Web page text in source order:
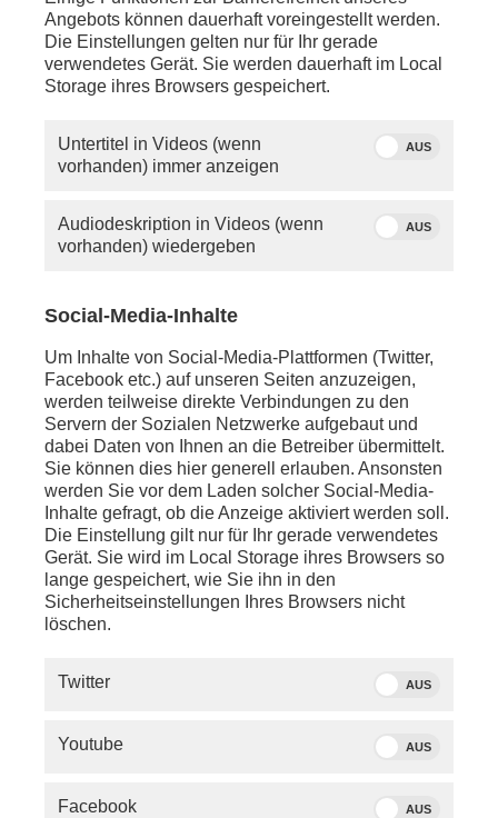
SERVICE
Angebots können dauerhaft voreingestellt werden.
Die Einstellungen gelten nur für Ihr gerade
verwendetes Gerät. Sie werden dauerhaft im Local
Storage ihres Browsers gespeichert.
Untertitel in Videos (wenn
vorhanden) immer anzeigen
AUS
Audiodeskription in Videos (wenn
vorhanden) wiedergeben
AUS
Social-Media-Inhalte
Um Inhalte von Social-Media-Plattformen (Twitter,
Facebook etc.) auf unseren Seiten anzuzeigen,
werden teilweise direkte Verbindungen zu den
Servern der Sozialen Netzwerke aufgebaut und
dabei Daten von Ihnen an die Betreiber übermittelt.
Sie können dies hier generell erlauben. Ansonsten
werden Sie vor dem Laden solcher Social-Media-
Inhalte gefragt, ob die Anzeige aktiviert werden soll.
Die Einstellung gilt nur für Ihr gerade verwendetes
Gerät. Sie wird im Local Storage ihres Browsers so
lange gespeichert, wie Sie ihn in den
Sicherheitseinstellungen Ihres Browsers nicht
löschen.
Twitter AUS
Youtube AUS
Facebook AUS